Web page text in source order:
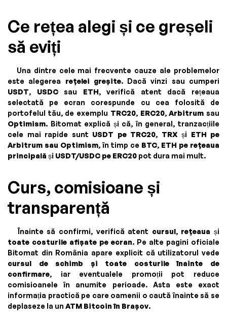
Ce rețea alegi și ce greșeli
să eviți
Una dintre cele mai frecvente cauze ale problemelor
este alegerea rețelei greșite. Dacă vinzi sau cumperi
USDT, USDCsau ETH, verifică atent dacă rețeaua
selectată pe ecran corespunde cu cea folosită de
portofelul tău, de exemplu TRC20, ERC20,Arbitrum sau
Optimism. Bitomat explică și că, în general, tranzacțiile
cele mai rapide sunt USDT pe TRC20, TRX și ETH pe
Arbitrum sau Optimism, în timp ce BTC, ETH pe rețeaua
principală și USDT/USDC pe ERC20 pot dura mai mult.
Curs, comisioane și
transparență
Înainte să confirmi, verifică atent cursul, rețeaua și
toate costurile afișate pe ecran. Pe alte pagini oficiale
Bitomat din România apare explicit că utilizatorul vede
cursul de schimb și toate costurile înainte de
confirmare, iar eventualele promoții pot reduce
comisioanele în anumite perioade. Asta este exact
informația practică pe care oamenii o caută înainte să se
deplaseze la un ATM Bitcoin în Brașov.